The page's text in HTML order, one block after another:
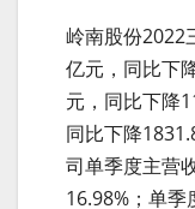
岭南股份2022
亿元，同比下
元，同比下降
同比下降
司单季度主营
16.98%；单